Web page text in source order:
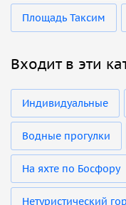
Площадь Таксим
Входит в эти
Индивидуальные
Водные прогулки
На яхте по Босфору
Нетуристический